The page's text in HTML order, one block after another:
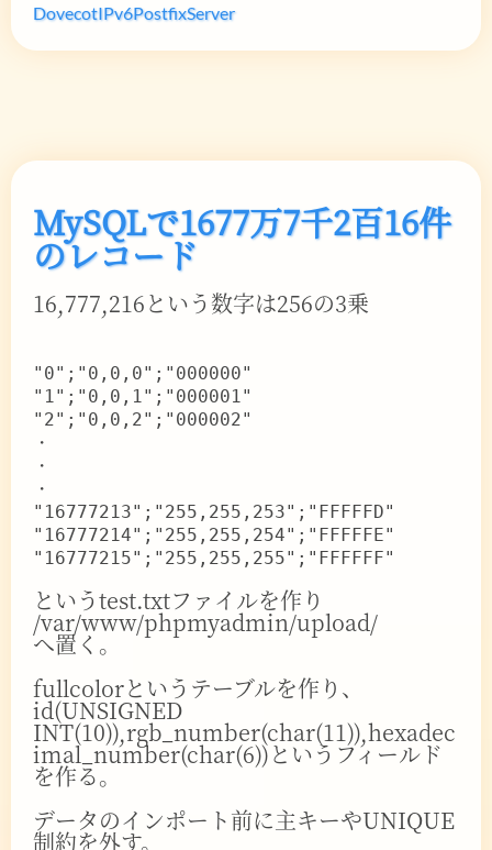
DovecotIPv6PostfixServer
MySQLで1677万7千2百16件
のレコード
16,777,216という数字は256の3乗
"0";"0,0,0";"000000"
"1";"0,0,1";"000001"
"2";"0,0,2";"000002"
・
・
・
"16777213";"255,255,253";"FFFFFD"
"16777214";"255,255,254";"FFFFFE"
"16777215";"255,255,255";"FFFFFF"
というtest.txtファイルを作り
/var/www/phpmyadmin/upload/
へ置く。
fullcolorというテーブルを作り、
id(UNSIGNED
INT(10)),rgb_number(char(11)),hexadec
imal_number(char(6))というフィールド
を作る。
データのインポート前に主キーやUNIQUE
制約を外す。